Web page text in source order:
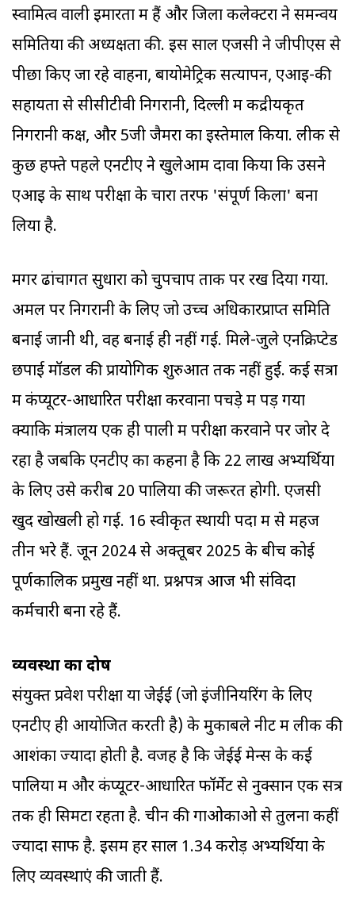
स्वामित्व वाली इमारतों में हैं और जिला कलेक्टरों ने समन्वय
समितियों की अध्यक्षता की. इस साल एजेंसी ने जीपीएस से
पीछा किए जा रहे वाहनों, बायोमेट्रिक सत्यापन, एआइ-की
सहायता से सीसीटीवी निगरानी, दिल्ली में केंद्रीयकृत
निगरानी कक्ष, और 5जी जैमरों का इस्तेमाल किया. लीक से
कुछ हफ्ते पहले एनटीए ने खुलेआम दावा किया कि उसने
एआइ के साथ परीक्षा के चारों तरफ 'संपूर्ण किला' बना
लिया है.
मगर ढांचागत सुधारों को चुपचाप ताक पर रख दिया गया.
अमल पर निगरानी के लिए जो उच्च अधिकारप्राप्त समिति
बनाई जानी थी, वह बनाई ही नहीं गई. मिले-जुले एनक्रिप्टेड
छपाई मॉडल की प्रायोगिक शुरुआत तक नहीं हुई. कई सत्रों
में कंप्यूटर-आधारित परीक्षा करवाना पचड़े में पड़ गया
क्योंकि मंत्रालय एक ही पाली में परीक्षा करवाने पर जोर दे
रहा है जबकि एनटीए का कहना है कि 22 लाख अभ्यर्थियों
के लिए उसे करीब 20 पालियों की जरूरत होगी. एजेंसी
खुद खोखली हो गई. 16 स्वीकृत स्थायी पदों में से महज
तीन भरे हैं. जून 2024 से अक्तूबर 2025 के बीच कोई
पूर्णकालिक प्रमुख नहीं था. प्रश्नपत्र आज भी संविदा
कर्मचारी बना रहे हैं.
व्यवस्था का दोष
संयुक्त प्रवेश परीक्षा या जेईई (जो इंजीनियरिंग के लिए
एनटीए ही आयोजित करती है) के मुकाबले नीट में लीक की
आशंका ज्यादा होती है. वजह है कि जेईई मेन्स के कई
पालियों में और कंप्यूटर-आधारित फॉर्मेट से नुक्सान एक सत्र
तक ही सिमटा रहता है. चीन की गाओकाओ से तुलना कहीं
ज्यादा साफ है. इसमें हर साल 1.34 करोड़ अभ्यर्थियों के
लिए व्यवस्थाएं की जाती हैं.